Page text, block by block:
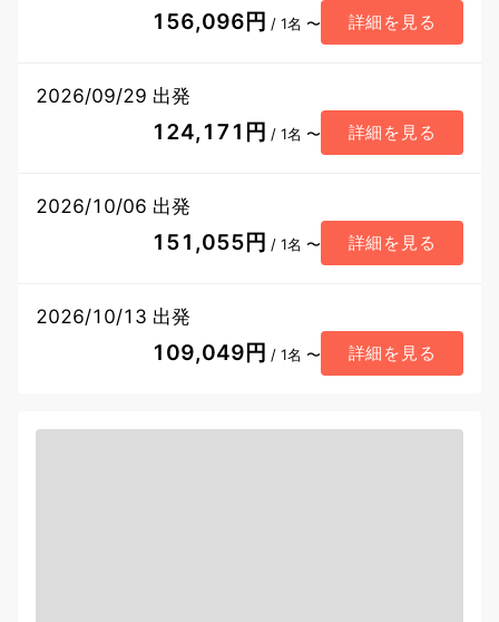
156,096円 / 1名 〜 詳細を見る
2026/09/29 出発
124,171円 / 1名 〜 詳細を見る
2026/10/06 出発
151,055円 / 1名 〜 詳細を見る
2026/10/13 出発
109,049円 / 1名 〜 詳細を見る